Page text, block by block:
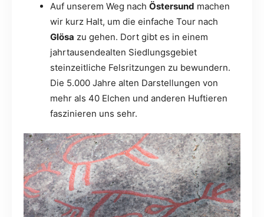
Auf unserem Weg nach Östersund machen
wir kurz Halt, um die einfache Tour nach
Glösa zu gehen. Dort gibt es in einem
jahrtausendealten Siedlungsgebiet
steinzeitliche Felsritzungen zu bewundern.
Die 5.000 Jahre alten Darstellungen von
mehr als 40 Elchen und anderen Huftieren
faszinieren uns sehr.